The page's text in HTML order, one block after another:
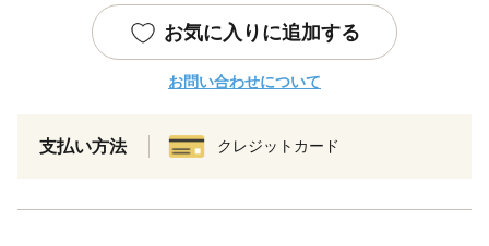
お気に入りに追加する
お問い合わせについて
支払い方法 クレジットカード